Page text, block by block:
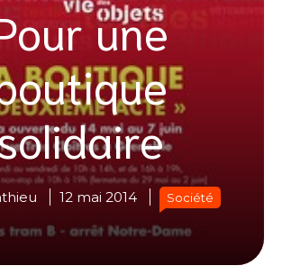
une
12 mai 2014 Société